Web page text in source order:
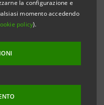
la configurazione e
momento accedendo
policy).
cittadini,
Sanpaolo.
oggi il
dedicato a ragazze e
di Intesa